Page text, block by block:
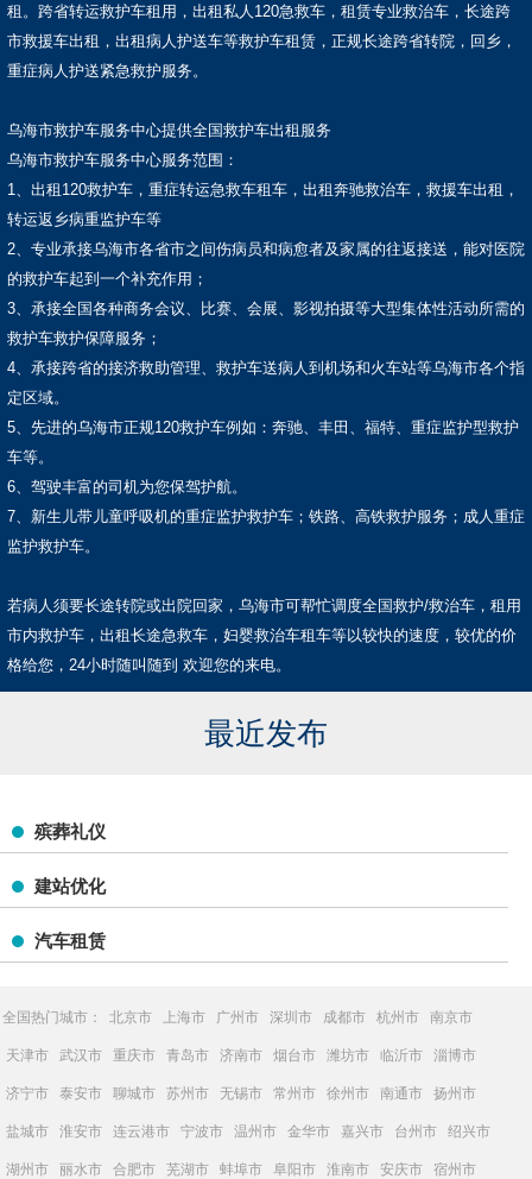
租。跨省转运救护车租用，出租私人120急救车，租赁专业救治车，长途跨
市救援车出租，出租病人护送车等救护车租赁，正规长途跨省转院，回乡，
重症病人护送紧急救护服务。
乌海市救护车服务中心提供全国救护车出租服务
乌海市救护车服务中心服务范围：
1、出租120救护车，重症转运急救车租车，出租奔驰救治车，救援车出租，
转运返乡病重监护车等
2、专业承接乌海市各省市之间伤病员和病愈者及家属的往返接送，能对医院
的救护车起到一个补充作用；
3、承接全国各种商务会议、比赛、会展、影视拍摄等大型集体性活动所需的
救护车救护保障服务；
4、承接跨省的接济救助管理、救护车送病人到机场和火车站等乌海市各个指
定区域。
5、先进的乌海市正规120救护车例如：奔驰、丰田、福特、重症监护型救护
车等。
6、驾驶丰富的司机为您保驾护航。
7、新生儿带儿童呼吸机的重症监护救护车；铁路、高铁救护服务；成人重症
监护救护车。
若病人须要长途转院或出院回家，乌海市可帮忙调度全国救护/救治车，租用
市内救护车，出租长途急救车，妇婴救治车租车等以较快的速度，较优的价
格给您，24小时随叫随到 欢迎您的来电。
最近发布
殡葬礼仪
建站优化
汽车租赁
全国热门城市： 北京市 上海市 广州市 深圳市 成都市 杭州市 南京市
天津市 武汉市 重庆市 青岛市 济南市 烟台市 潍坊市 临沂市 淄博市
济宁市 泰安市 聊城市 苏州市 无锡市 常州市 徐州市 南通市 扬州市
盐城市 淮安市 连云港市 宁波市 温州市 金华市 嘉兴市 台州市 绍兴市
湖州市 丽水市 合肥市 芜湖市 蚌埠市 阜阳市 淮南市 安庆市 宿州市